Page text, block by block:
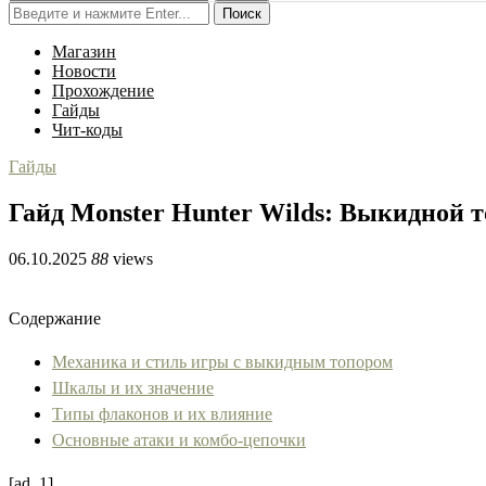
Поиск
Магазин
Новости
Прохождение
Гайды
Чит-коды
Гайды
Гайд Monster Hunter Wilds: Выкидной
06.10.2025 88 views
Содержание
Механика и стиль игры с выкидным топором
Шкалы и их значение
Типы флаконов и их влияние
Основные атаки и комбо-цепочки